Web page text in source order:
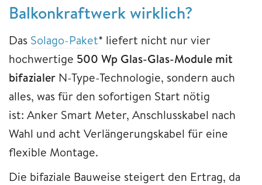
Balkonkraftwerk wirklich?
Das Solago-Paket* liefert nicht nur vier
hochwertige 500 Wp Glas-Glas-Module mit
bifazialer N-Type-Technologie, sondern auch
alles, was für den sofortigen Start nötig
ist: Anker Smart Meter, Anschlusskabel nach
Wahl und acht Verlängerungskabel für eine
flexible Montage.
Die bifaziale Bauweise steigert den Ertrag, da